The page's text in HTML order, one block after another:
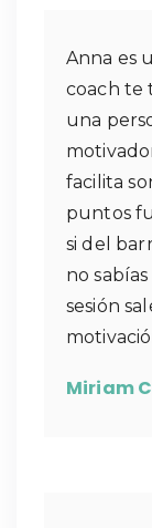
Anna es
coach te
una
facilita
puntos
si del
no
sesión
Miriam